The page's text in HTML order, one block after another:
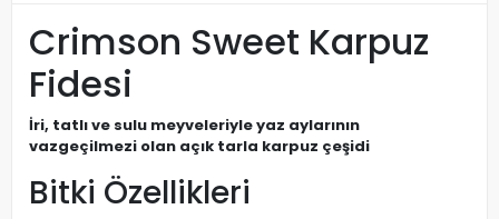
Crimson Sweet Karpuz
Fidesi
İri, tatlı ve sulu meyveleriyle yaz aylarının
vazgeçilmezi olan açık tarla karpuz çeşidi
Bitki Özellikleri